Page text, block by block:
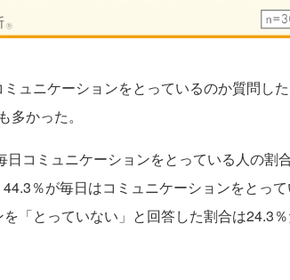
ュニケーションをとっているのか質問し
かった。
日コミュニケーションをとっている人の割
％が毎日はコミュニケーションをとっ
「とっていない」と回答した割合は24.3